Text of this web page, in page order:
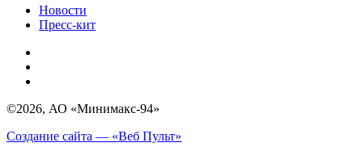
Новости
Пресс-кит
©2026, АО «Минимакс-94»
Создание сайта — «Веб Пульт»